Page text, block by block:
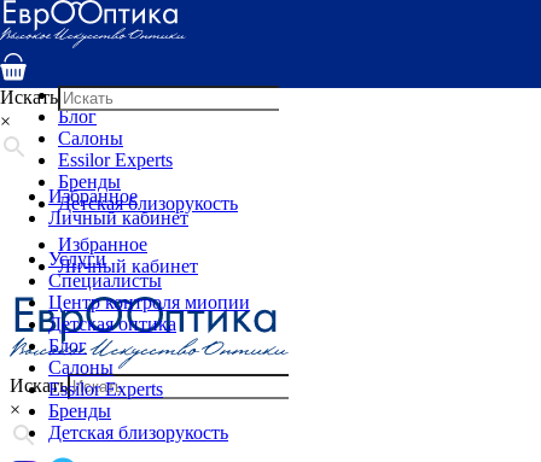
Услуги
Специалисты
Детская оптика
Блог
Салоны
Essilor Experts
Бренды
Детская близорукость
Избранное
Личный кабинет
Искать
×
Искать
×
Избранное
Личный кабинет
Услуги
Специалисты
Центр контроля миопии
Детская оптика
Блог
Салоны
Essilor Experts
Бренды
Детская близорукость